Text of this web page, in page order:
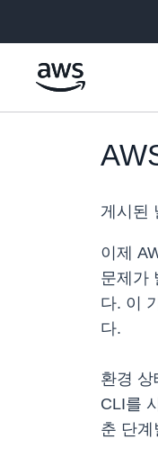
게시된
이제
문제가
다. 이
다.
환경
CLI를
춘 단